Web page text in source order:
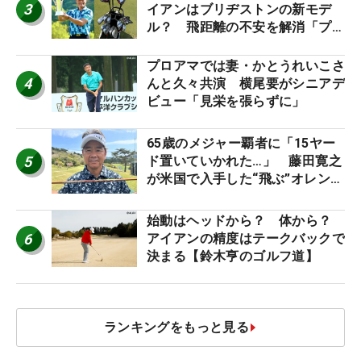
3
イアンはブリヂストンの新モデ
ル？ 飛距離の不安を解消「プラ
4
プロアマでは妻・かとうれいこさ
んと久々共演 横尾要がシニアデ
ビュー「見栄を張らずに」
5
65歳のメジャー覇者に「15ヤー
ド置いていかれた…」 藤田寛之
が米国で入手した“飛ぶ”オレンジ
6
始動はヘッドから？ 体から？
アイアンの精度はテークバックで
決まる【鈴木亨のゴルフ道】
ランキングをもっと見る